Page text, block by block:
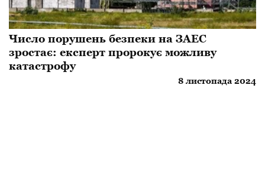
Число порушень безпеки на ЗАЕС
зростає: експерт пророкує можливу
катастрофу
8 листопада 2024